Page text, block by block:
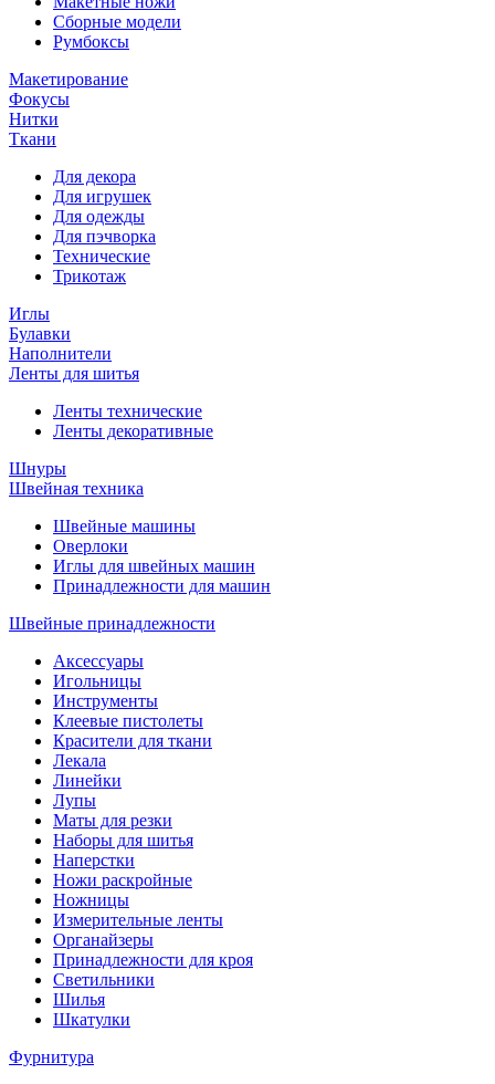
Сборные модели
Румбоксы
Макетирование
Фокусы
Нитки
Ткани
Для декора
Для игрушек
Для одежды
Для пэчворка
Технические
Трикотаж
Иглы
Булавки
Наполнители
Ленты для шитья
Ленты технические
Ленты декоративные
Шнуры
Швейная техника
Швейные машины
Оверлоки
Иглы для швейных машин
Принадлежности для машин
Швейные принадлежности
Аксессуары
Игольницы
Инструменты
Клеевые пистолеты
Красители для ткани
Лекала
Линейки
Лупы
Маты для резки
Наборы для шитья
Наперстки
Ножи раскройные
Ножницы
Измерительные ленты
Органайзеры
Принадлежности для кроя
Светильники
Шилья
Шкатулки
Фурнитура